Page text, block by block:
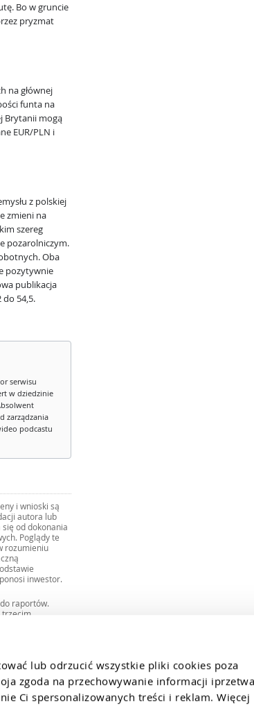
lub odrzucić wszystkie pliki cookies poza
zgoda na przechowywanie informacji
Ci spersonalizowanych treści i reklam. Więcej
Bo w gruncie
pryzmat
na głównej
funta na
Brytanii mogą
EUR/PLN i
z polskiej
zmieni na
szereg
pozarolniczym.
Oba
pozytywnie
publikacja
do 54,5.
serwisu
w dziedzinie
zarządzania
podcastu
i wnioski są
autora lub
od dokonania
Poglądy te
rozumieniu
inwestor.
raportów.
trzecim